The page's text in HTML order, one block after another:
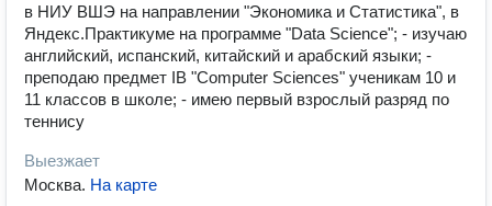
в НИУ ВШЭ на направлении "Экономика и Статистика", в
Яндекс.Практикуме на программе "Data Science"; - изучаю
английский, испанский, китайский и арабский языки; -
преподаю предмет IB "Computer Sciences" ученикам 10 и
11 классов в школе; - имею первый взрослый разряд по
теннису
Выезжает
Москва. На карте